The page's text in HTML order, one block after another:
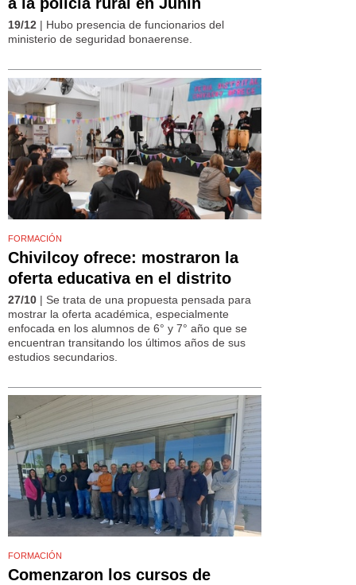
a la policía rural en Junín
19/12 | Hubo presencia de funcionarios del
ministerio de seguridad bonaerense.
FORMACIÓN
Chivilcoy ofrece: mostraron la
oferta educativa en el distrito
27/10 | Se trata de una propuesta pensada para
mostrar la oferta académica, especialmente
enfocada en los alumnos de 6° y 7° año que se
encuentran transitando los últimos años de sus
estudios secundarios.
FORMACIÓN
Comenzaron los cursos de